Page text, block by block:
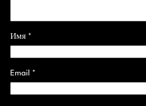
Имя *
Email *